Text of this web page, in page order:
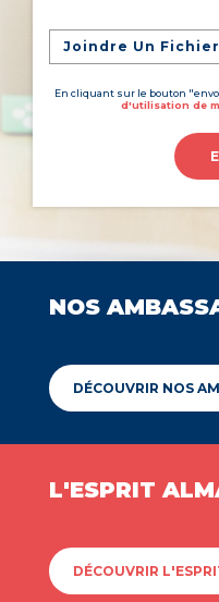
Joindre Un
En cliquant sur le bouton
d'utilisation de
NOS
DÉCOUVRIR NOS
L'ESPRIT
DÉCOUVRIR